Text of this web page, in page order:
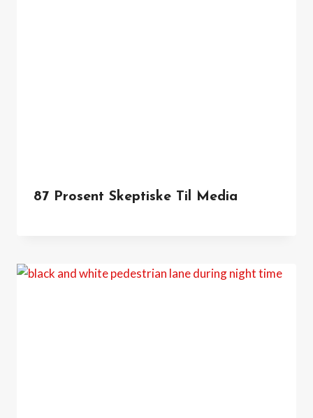
87 Prosent Skeptiske Til Media